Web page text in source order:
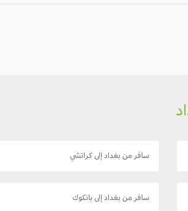
سافر من بغداد إلى كراتشي
سافر من بغداد إلى بانكوك